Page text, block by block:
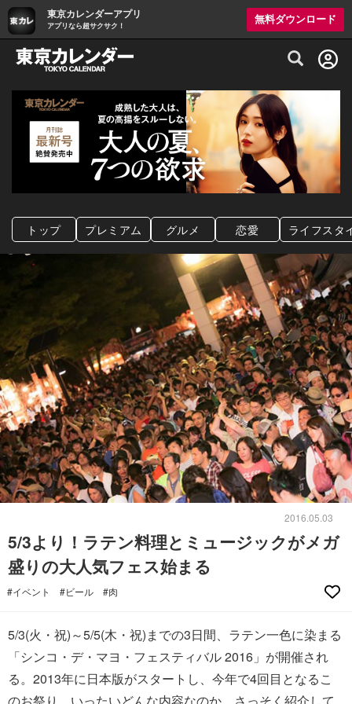
東京カレンダーアプリ
アプリなら超サクサク！
無料ダウンロード
グルメ情報・プレミアムレストラン予約
トップ プレミアム グルメ 恋愛 ライフスタ
2016.05.03
5/3より！ラテン料理とミュージックがメガ
盛りの大人気フェス始まる
#イベント #ビール #肉
5/3(火・祝)～5/5(木・祝)までの3日間、ラテン一色に染まる
「シンコ・デ・マヨ・フェスティバル 2016」が開催され
る。2013年に日本版がスタートし、今年で4回目となるこ
のお祭り。いったいどんな内容なのか、さっそく紹介して